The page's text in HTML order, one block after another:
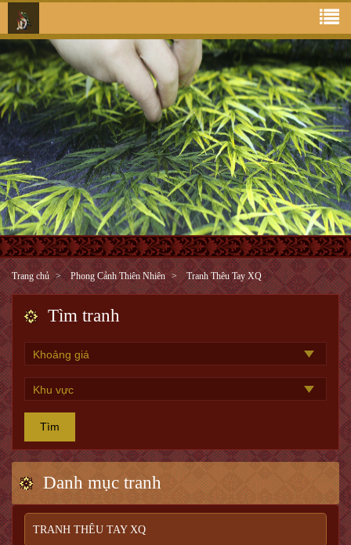
Trang chủ Phong Cảnh Thiên Nhiên Tranh Thêu Tay XQ
Tìm tranh
Tìm
Danh mục tranh
TRANH THÊU TAY XQ